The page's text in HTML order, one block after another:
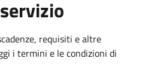
requisiti e altre
i termini e le condizioni di